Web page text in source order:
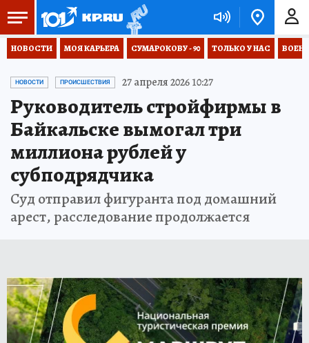
НОВОСТИ МОЯ КАРЬЕРА СУМАРОКОВУ - 90 ТОЛЬКО У НАС
НОВОСТИ ПРОИСШЕСТВИЯ 27 апреля 2026 10:27
Руководитель стройфирмы в
Байкальске вымогал три
миллиона рублей у
субподрядчика
Суд отправил фигуранта под домашний
арест, расследование продолжается